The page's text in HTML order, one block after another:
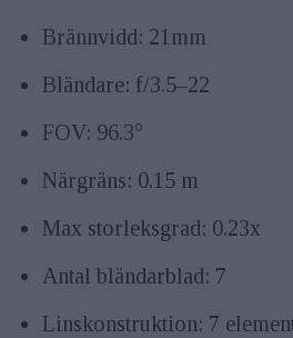
Brännvidd: 21mm
Bländare: f/3.5–22
FOV: 96.3°
Närgräns: 0.15 m
Max storleksgrad: 0.23x
Antal bländarblad: 7
Linskonstruktion: 7